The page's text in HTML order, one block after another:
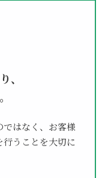
、
ではなく、お客様
うことを大切に